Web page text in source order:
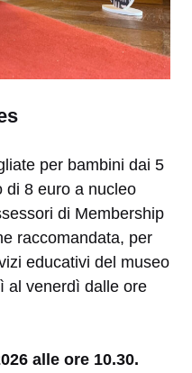
per bambini dai 5
di 8 euro a nucleo
di Membership
raccomandata, per
educativi del museo
al venerdì dalle ore
alle ore 10.30.